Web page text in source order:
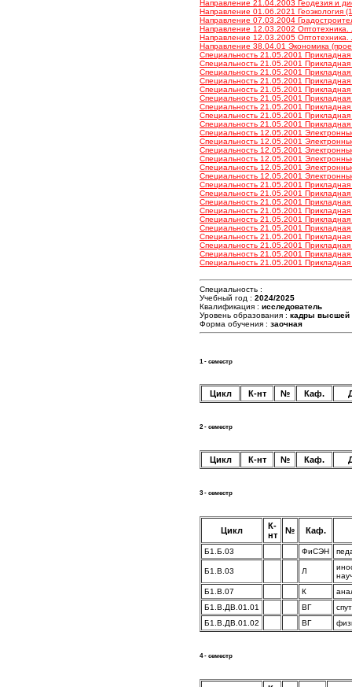
Направление 21.04.2003 Геодезия и
Направление 01.06.2021 Геоэкология
Направление 07.03.2004
Направление 12.03.2002
Направление 12.03.2005
Направление 38.04.01 Экономика
Специальность 21.05.2001
Специальность 21.05.2001
Специальность 21.05.2001
Специальность 21.05.2001
Специальность 21.05.2001
Специальность 21.05.2001
Специальность 21.05.2001
Специальность 21.05.2001
Специальность 21.05.2001
Специальность 12.05.2001
Специальность 12.05.2001
Специальность 12.05.2001
Специальность 12.05.2001
Специальность 12.05.2001
Специальность 12.05.2001
Специальность 21.05.2001
Специальность 21.05.2001
Специальность 21.05.2001
Специальность 21.05.2001
Специальность 21.05.2001
Специальность 21.05.2001
Специальность 21.05.2001
Специальность 21.05.2001
Специальность 21.05.2001
Специальность 21.05.2001
Специальность :
Учебный год : 2024/2025
Квалификация : исследователь
Уровень образования : кадры высшей
Форма обучения : заочная
1 - семестр
Цикл К-нт № Каф.
2 - семестр
Цикл К-нт № Каф.
3 - семестр
Цикл
К-
нт
№ Каф.
Б1.Б.03 ФиСЭН
Б1.В.03 Л
Б1.В.07
К
Б1.В.ДВ.01.01
ВГ
Б1.В.ДВ.01.02
ВГ
4 - семестр